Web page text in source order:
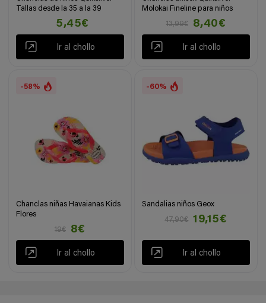
Tallas desde la 35 a la 39
5,45€
Ir al chollo
Molokai Fineline para niños
13,99€
8,40€
Ir al chollo
-58%
Chanclas niñas Havaianas Kids
Flores
19€
8€
Ir al chollo
-60%
Sandalias niños Geox
47,90€
19,15€
Ir al chollo